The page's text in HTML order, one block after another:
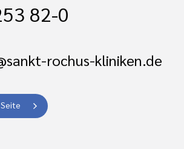
82-0
rochus-kliniken.de